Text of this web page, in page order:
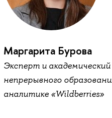
Маргарита Бурова
Эксперт и
непрерывного
аналитике «Wildberries»